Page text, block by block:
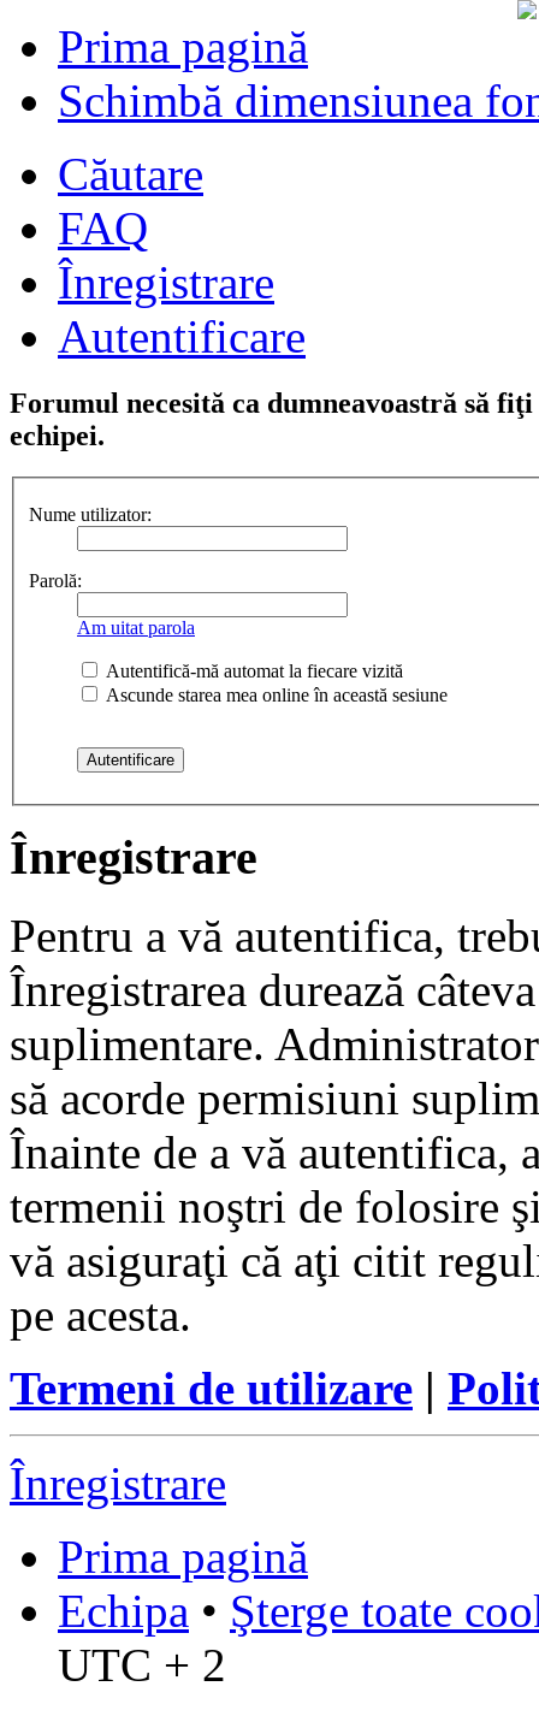
Prima pagină
Schimbă dimensiunea
Căutare
FAQ
Înregistrare
Autentificare
Forumul necesită ca dumneavoastră să
echipei.
Nume utilizator:
Parolă:
Am uitat parola
Autentifică-mă automat la fiecare vizită
Ascunde starea mea online în această sesiune
Înregistrare
Pentru a vă autentifica,
Înregistrarea durează
suplimentare.
să acorde permisiuni
Înainte de a vă autentifica,
termenii noştri de folosire
vă asiguraţi că aţi citit
pe acesta.
Termeni de utilizare |
Înregistrare
Prima pagină
Echipa • Şterge toate
UTC + 2